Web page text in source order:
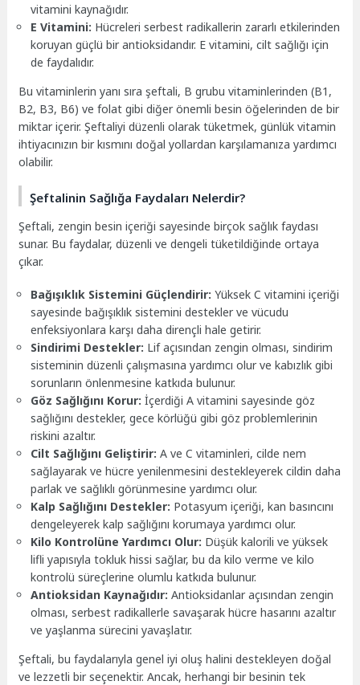
vitamini kaynağıdır.
E Vitamini: Hücreleri serbest radikallerin zararlı etkilerinden
koruyan güçlü bir antioksidandır. E vitamini, cilt sağlığı için
de faydalıdır.
Bu vitaminlerin yanı sıra şeftali, B grubu vitaminlerinden (B1,
B2, B3, B6) ve folat gibi diğer önemli besin öğelerinden de bir
miktar içerir. Şeftaliyi düzenli olarak tüketmek, günlük vitamin
ihtiyacınızın bir kısmını doğal yollardan karşılamanıza yardımcı
olabilir.
Şeftalinin Sağlığa Faydaları Nelerdir?
Şeftali, zengin besin içeriği sayesinde birçok sağlık faydası
sunar. Bu faydalar, düzenli ve dengeli tüketildiğinde ortaya
çıkar.
Bağışıklık Sistemini Güçlendirir: Yüksek C vitamini içeriği
sayesinde bağışıklık sistemini destekler ve vücudu
enfeksiyonlara karşı daha dirençli hale getirir.
Sindirimi Destekler: Lif açısından zengin olması, sindirim
sisteminin düzenli çalışmasına yardımcı olur ve kabızlık gibi
sorunların önlenmesine katkıda bulunur.
Göz Sağlığını Korur: İçerdiği A vitamini sayesinde göz
sağlığını destekler, gece körlüğü gibi göz problemlerinin
riskini azaltır.
Cilt Sağlığını Geliştirir: A ve C vitaminleri, cilde nem
sağlayarak ve hücre yenilenmesini destekleyerek cildin daha
parlak ve sağlıklı görünmesine yardımcı olur.
Kalp Sağlığını Destekler: Potasyum içeriği, kan basıncını
dengeleyerek kalp sağlığını korumaya yardımcı olur.
Kilo Kontrolüne Yardımcı Olur: Düşük kalorili ve yüksek
lifli yapısıyla tokluk hissi sağlar, bu da kilo verme ve kilo
kontrolü süreçlerine olumlu katkıda bulunur.
Antioksidan Kaynağıdır: Antioksidanlar açısından zengin
olması, serbest radikallerle savaşarak hücre hasarını azaltır
ve yaşlanma sürecini yavaşlatır.
Şeftali, bu faydalarıyla genel iyi oluş halini destekleyen doğal
ve lezzetli bir seçenektir. Ancak, herhangi bir besinin tek